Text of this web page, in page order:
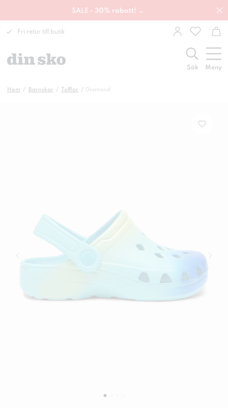
SALE - 30% rabatt! →
Fri retur till butik
Sök Meny
Hem Barnskor Tofflor Diamond